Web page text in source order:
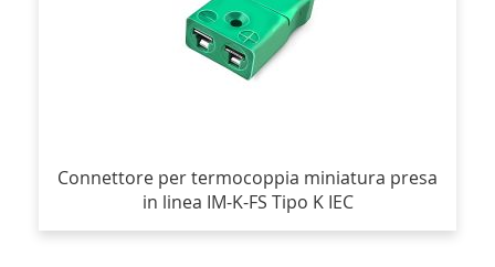
Connettore per termocoppia miniatura presa
in linea IM-K-FS Tipo K IEC